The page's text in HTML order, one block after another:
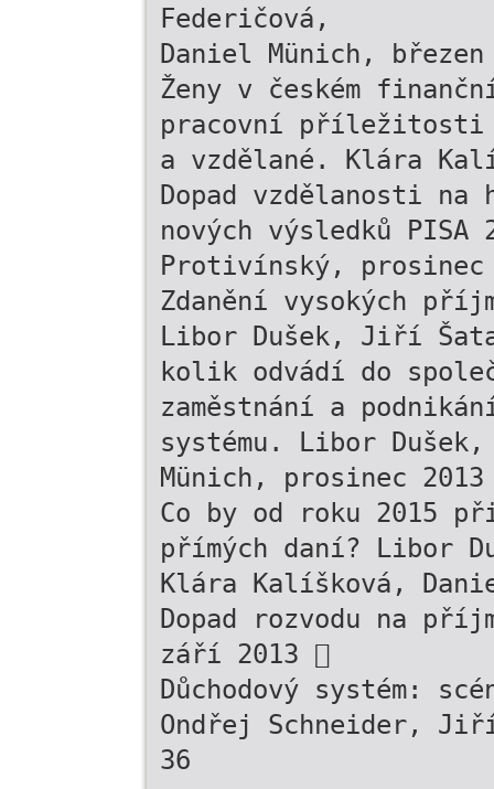
Federičová,
Daniel Münich, březen
Ženy v českém
pracovní příležitosti
a vzdělané. Klára
Dopad vzdělanosti
nových výsledků PISA
Protivínský, prosinec
Zdanění vysokých
Libor Dušek, Jiří
kolik odvádí do
zaměstnání a
systému. Libor
Münich, prosinec 2013
Co by od roku 2015
přímých daní? Libor
Klára Kalíšková,
Dopad rozvodu na
září 2013 
Důchodový systém:
Ondřej Schneider,
36